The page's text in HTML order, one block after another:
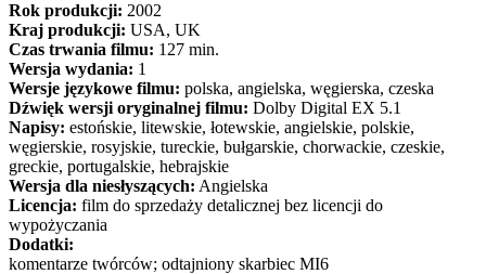
Rok produkcji: 2002
Kraj produkcji: USA, UK
Czas trwania filmu: 127 min.
Wersja wydania: 1
Wersje językowe filmu: polska, angielska, węgierska, czeska
Dźwięk wersji oryginalnej filmu: Dolby Digital EX 5.1
Napisy: estońskie, litewskie, łotewskie, angielskie, polskie,
węgierskie, rosyjskie, tureckie, bułgarskie, chorwackie, czeskie,
greckie, portugalskie, hebrajskie
Wersja dla niesłyszących: Angielska
Licencja: film do sprzedaży detalicznej bez licencji do
wypożyczania
Dodatki:
komentarze twórców; odtajniony skarbiec MI6